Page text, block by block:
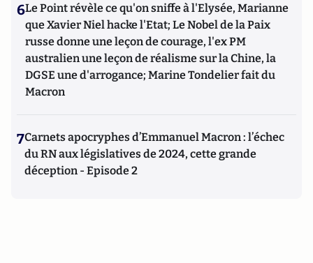
6Le Point révèle ce qu'on sniffe à l'Elysée, Marianne
que Xavier Niel hacke l'Etat; Le Nobel de la Paix
russe donne une leçon de courage, l'ex PM
australien une leçon de réalisme sur la Chine, la
DGSE une d'arrogance; Marine Tondelier fait du
Macron
7Carnets apocryphes d’Emmanuel Macron : l’échec
du RN aux législatives de 2024, cette grande
déception - Episode 2